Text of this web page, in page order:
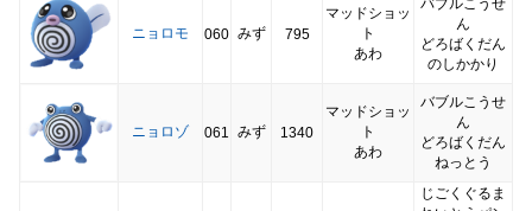
ニョロモ 060 みず 795
マッドショッ
ト
あわ
ん
どろばくだん
のしかかり
ニョロゾ 061 みず 1340
マッドショッ
ト
あわ
バブルこうせ
ん
どろばくだん
ねっとう
じごくぐるま